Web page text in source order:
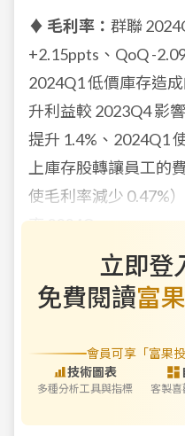
♦ 毛利率： 群聯
+2.15ppts、QoQ -
2024Q1 低價庫存造
升利益較 2023Q4 影
提升 1.4%、2024Q1
上庫存股轉讓員工的
使毛利率減少 0.47%
率 2024Q
立即登
免費閱讀富
會員可享「富果
技術圖表
多種分析工具與指標 客製喜